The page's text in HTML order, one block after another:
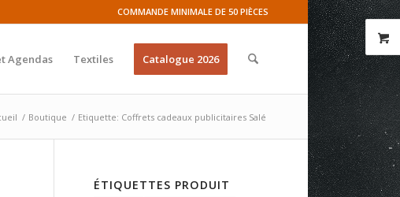
COMMANDE MINIMALE DE 50 PIÈCES
Agendas Textiles Catalogue 2026
/ Boutique / Etiquette: Coffrets cadeaux publicitaires Salé
ÉTIQUETTES PRODUIT